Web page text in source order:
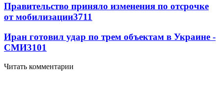
Правительство приняло изменения по отсрочке
от мобилизации3711
Иран готовил удар по трем объектам в Украине -
СМИ3101
Читать комментарии